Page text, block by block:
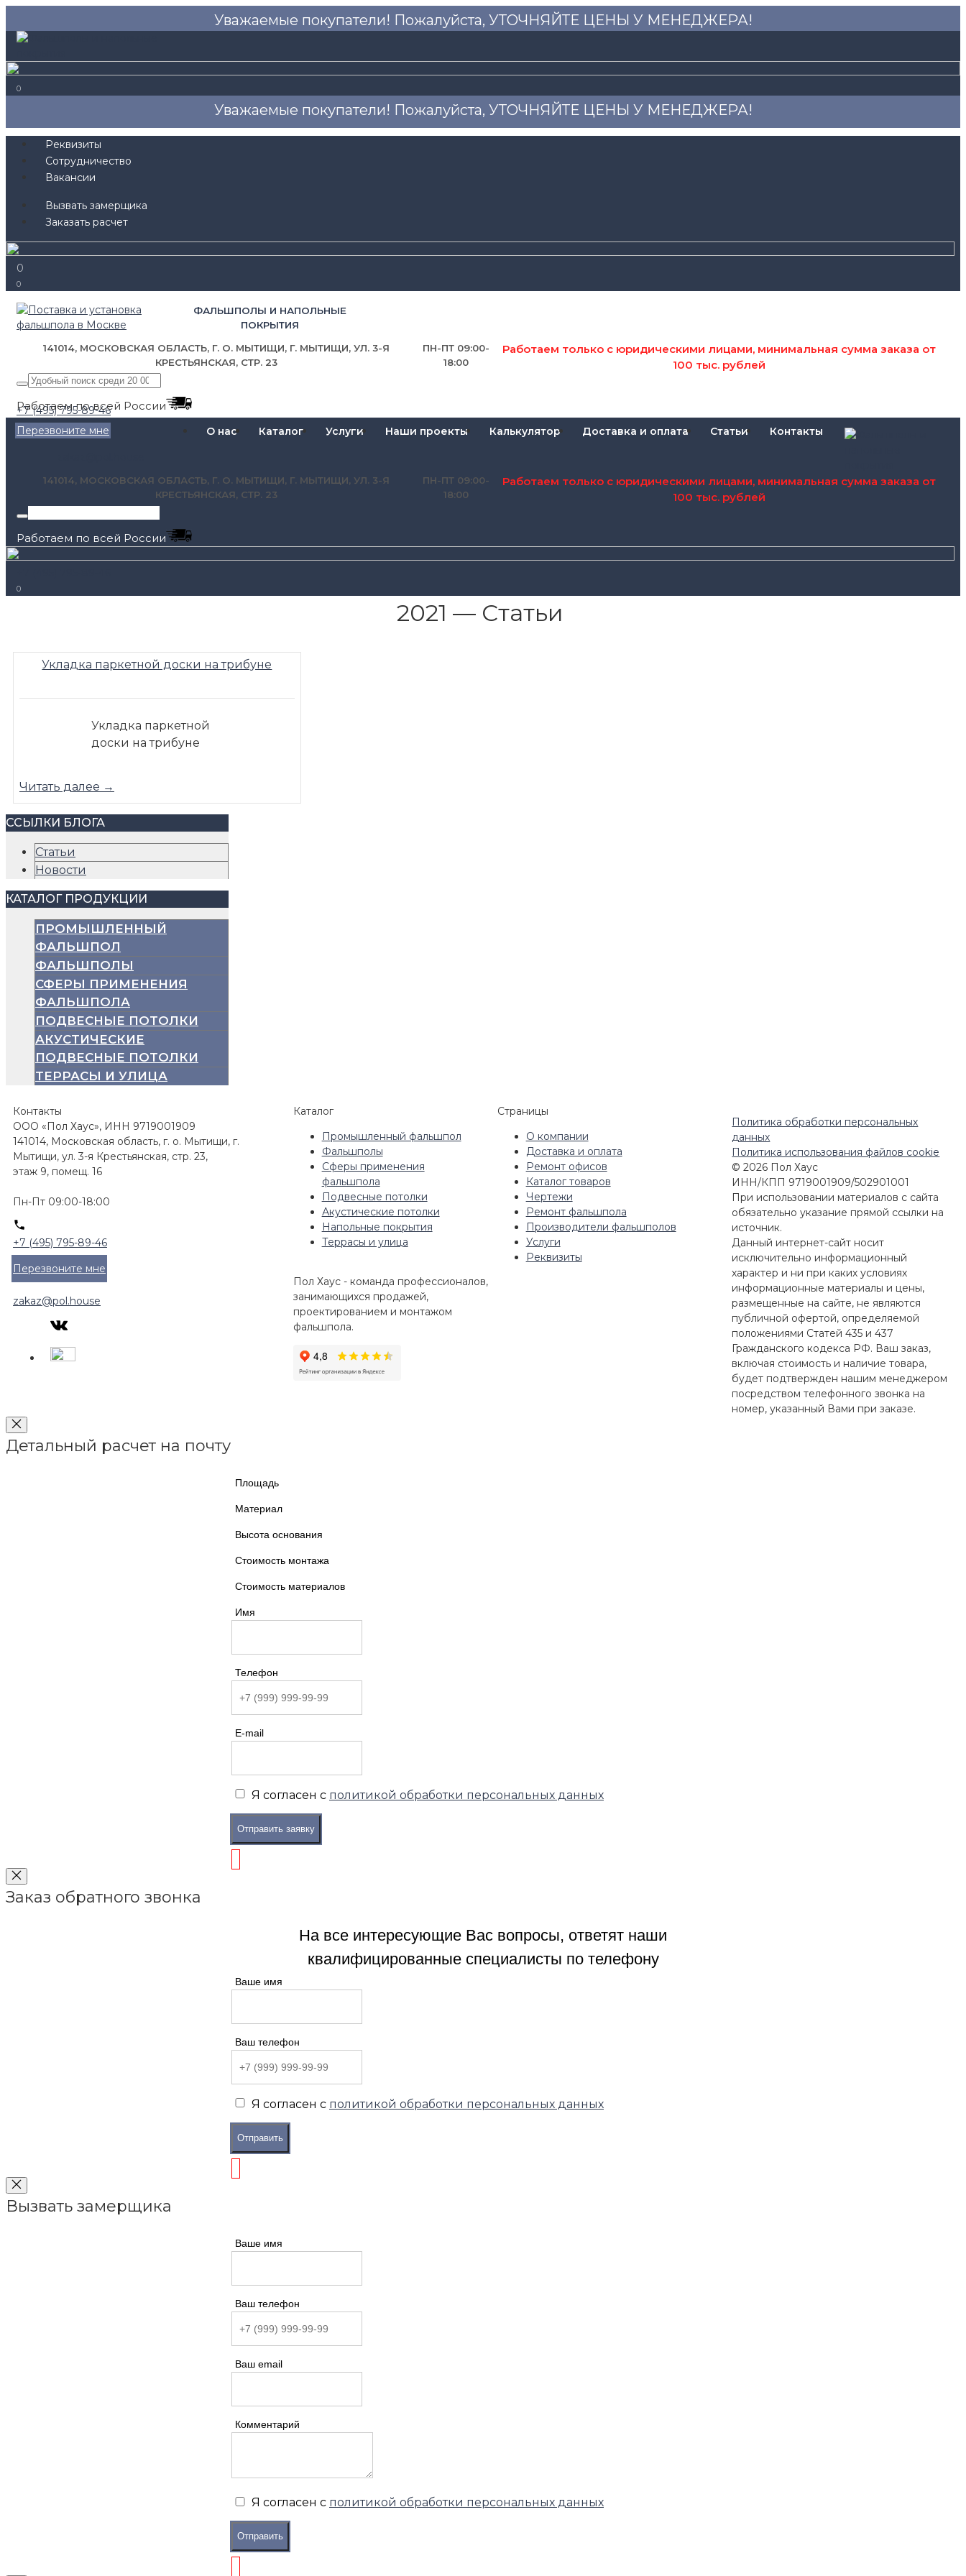
Уважаемые покупатели! Пожалуйста, УТОЧНЯЙТЕ ЦЕНЫ У МЕНЕДЖЕРА!
0
Уважаемые покупатели! Пожалуйста, УТОЧНЯЙТЕ ЦЕНЫ У МЕНЕДЖЕРА!
Реквизиты
Сотрудничество
Вакансии
Вызвать замерщика
Заказать расчет
0
0
ФАЛЬШПОЛЫ И НАПОЛЬНЫЕ
ПОКРЫТИЯ
141014, МОСКОВСКАЯ ОБЛАСТЬ, Г. О. МЫТИЩИ, Г. МЫТИЩИ, УЛ. 3-Я
КРЕСТЬЯНСКАЯ, СТР. 23
ПН-ПТ 09:00-
18:00
Работаем только с юридическими лицами, минимальная сумма заказа от
100 тыс. рублей
Работаем по всей России
+7 (495) 795-89-46
Перезвоните мне
О нас Каталог Услуги Наши проекты Калькулятор Доставка и оплата Статьи Контакты
141014, МОСКОВСКАЯ ОБЛАСТЬ, Г. О. МЫТИЩИ, Г. МЫТИЩИ, УЛ. 3-Я
КРЕСТЬЯНСКАЯ, СТР. 23
ПН-ПТ 09:00-
18:00
Работаем только с юридическими лицами, минимальная сумма заказа от
100 тыс. рублей
Работаем по всей России
0
2021 — Статьи
Укладка паркетной доски на трибуне
Укладка паркетной
доски на трибуне
Читать далее →
ССЫЛКИ БЛОГА
Статьи
Новости
КАТАЛОГ ПРОДУКЦИИ
ПРОМЫШЛЕННЫЙ
ФАЛЬШПОЛ
ФАЛЬШПОЛЫ
СФЕРЫ ПРИМЕНЕНИЯ
ФАЛЬШПОЛА
ПОДВЕСНЫЕ ПОТОЛКИ
АКУСТИЧЕСКИЕ
ПОДВЕСНЫЕ ПОТОЛКИ
ТЕРРАСЫ И УЛИЦА
Контакты
ООО «Пол Хаус», ИНН 9719001909
141014, Московская область, г. о. Мытищи, г.
Мытищи, ул. 3-я Крестьянская, стр. 23,
этаж 9, помещ. 16
Пн-Пт 09:00-18:00
+7 (495) 795-89-46
Перезвоните мне
zakaz@pol.house
Каталог
Промышленный фальшпол
Фальшполы
Сферы применения
фальшпола
Подвесные потолки
Акустические потолки
Напольные покрытия
Террасы и улица
Страницы
О компании
Доставка и оплата
Ремонт офисов
Каталог товаров
Чертежи
Ремонт фальшпола
Производители фальшполов
Услуги
Реквизиты
Пол Хаус - команда профессионалов,
занимающихся продажей,
проектированием и монтажом
фальшпола.
Политика обработки персональных
данных
Политика использования файлов cookie
© 2026 Пол Хаус
ИНН/КПП 9719001909/502901001
При использовании материалов с сайта
обязательно указание прямой ссылки на
источник.
Данный интернет-сайт носит
исключительно информационный
характер и ни при каких условиях
информационные материалы и цены,
размещенные на сайте, не являются
публичной офертой, определяемой
положениями Статей 435 и 437
Гражданского кодекса РФ. Ваш заказ,
включая стоимость и наличие товара,
будет подтвержден нашим менеджером
посредством телефонного звонка на
номер, указанный Вами при заказе.
Детальный расчет на почту
Площадь
Материал
Высота основания
Стоимость монтажа
Стоимость материалов
Имя
Телефон
E-mail
Я согласен с политикой обработки персональных данных
Отправить заявку
Заказ обратного звонка
На все интересующие Вас вопросы, ответят наши
квалифицированные специалисты по телефону
Ваше имя
Ваш телефон
Я согласен с политикой обработки персональных данных
Отправить
Вызвать замерщика
Ваше имя
Ваш телефон
Ваш email
Комментарий
Я согласен с политикой обработки персональных данных
Отправить